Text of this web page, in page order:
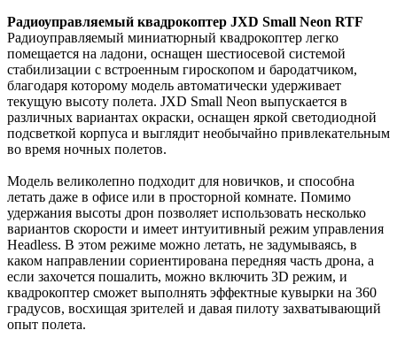
Радиоуправляемый квадрокоптер JXD Small Neon RTF
Радиоуправляемый миниатюрный квадрокоптер легко
помещается на ладони, оснащен шестиосевой системой
стабилизации с встроенным гироскопом и бародатчиком,
благодаря которому модель автоматически удерживает
текущую высоту полета. JXD Small Neon выпускается в
различных вариантах окраски, оснащен яркой светодиодной
подсветкой корпуса и выглядит необычайно привлекательным
во время ночных полетов.
Модель великолепно подходит для новичков, и способна
летать даже в офисе или в просторной комнате. Помимо
удержания высоты дрон позволяет использовать несколько
вариантов скорости и имеет интуитивный режим управления
Headless. В этом режиме можно летать, не задумываясь, в
каком направлении сориентирована передняя часть дрона, а
если захочется пошалить, можно включить 3D режим, и
квадрокоптер сможет выполнять эффектные кувырки на 360
градусов, восхищая зрителей и давая пилоту захватывающий
опыт полета.